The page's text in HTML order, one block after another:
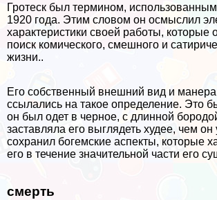
Гротеск был термином,
1920 года. Этим словом он осмыслил
хаpaктеристики своей работы, которые
поиск комического, смешного и
жизни..
Его собственный внешний вид и манера
ссылались на такое определение. Это
он был одет в черное, с длинной
заставляла его выглядеть худее, чем
сохранил богемские аспекты, которые
его в течение значительной части его
cмepть